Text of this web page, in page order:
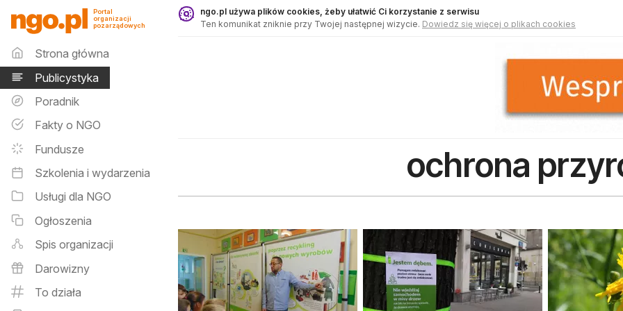
Publicystyka - ngo.pl
Portal
organizacji
pozarządowych
Menu główne
Strona główna
Publicystyka
Poradnik
Fakty o NGO
Fundusze
Szkolenia i wydarzenia
Usługi dla NGO
Ogłoszenia
Spis organizacji
Darowizny
To działa
ngo.pl używa plików cookies, żeby ułatwić Ci korzystanie z serwisu
Ten komunikat zniknie przy Twojej następnej wizycie. Dowiedz się więcej o plikach cookies
ochrona